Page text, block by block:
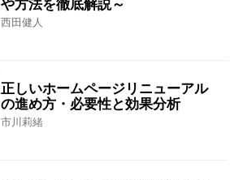
や方法を徹底解説～
西田健人
正しいホームページリニューアル
の進め方・必要性と効果分析
市川莉緒